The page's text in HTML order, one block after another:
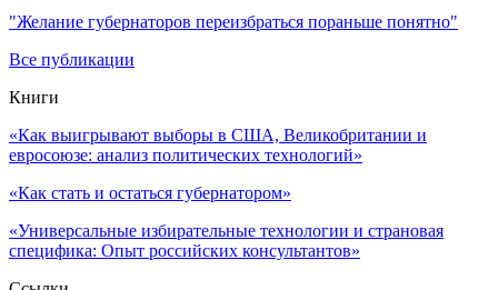
"Желание губернаторов переизбраться пораньше понятно"
Все публикации
Книги
«Как выигрывают выборы в США, Великобритании и
евросоюзе: анализ политических технологий»
«Как стать и остаться губернатором»
«Универсальные избирательные технологии и страновая
специфика: Опыт российских консультантов»